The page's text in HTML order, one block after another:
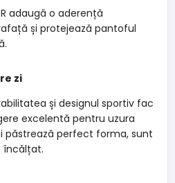
adaugă o aderență
și protejează pantoful
zi
și designul sportiv fac
excelentă pentru uzura
păstrează perfect forma, sunt
încălțat.